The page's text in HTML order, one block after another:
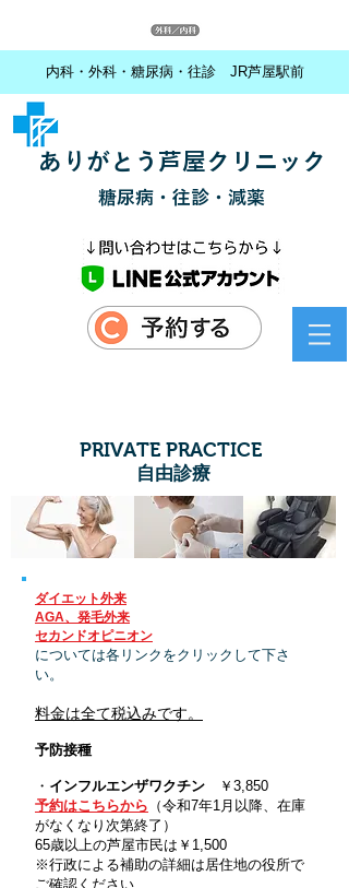
内科・外科・糖尿病・往診 JR芦屋駅前
ありがとう芦屋クリニック
糖尿病・往診・減薬
PRIVATE PRACTICE
自由診療
ダイエット外来
AGA、発毛外来
セカンドオピニオン
については各リンクをクリックして下さ
い。
料金は全て税込みです。
予防接種
・ インフルエンザワクチン ￥3,850
予約はこちらから （令和7年1月 以降、在庫
がなくなり次第終了 ）
65歳以上の芦屋市民は￥1,500
※行政による補助の詳細は居住地の役所で
ご確認ください